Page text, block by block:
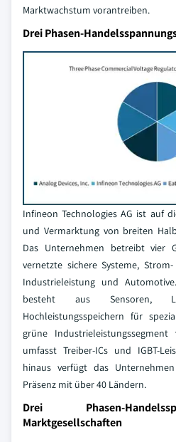
Marktwachstum vorantreiben.
Drei Phasen-
Infineon Technologies AG ist auf
und Vermarktung von breiten
Das Unternehmen betreibt vier
vernetzte sichere Systeme,
Industrieleistung und
besteht aus Sensoren,
Hochleistungsspeichern für
grüne
umfasst Treiber-ICs und IGBT-
hinaus verfügt das
Präsenz mit über 40 Ländern.
Drei Phasen-
Marktgesellschaften